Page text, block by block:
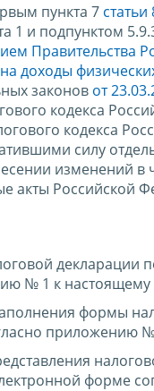
пункта 7
1 и подпунктом
Правительства
доходы
законов от
кодекса
кодекса
силу
изменений в
акты Российской
декларации
№ 1 к настоящему
формы
приложению №
форме